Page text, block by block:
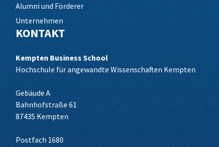
Alumni und Förderer
Unternehmen
KONTAKT
Kempten Business School
Hochschule für angewandte Wissenschaften Kempten
Gebäude A
Bahnhofstraße 61
87435 Kempten
Postfach 1680